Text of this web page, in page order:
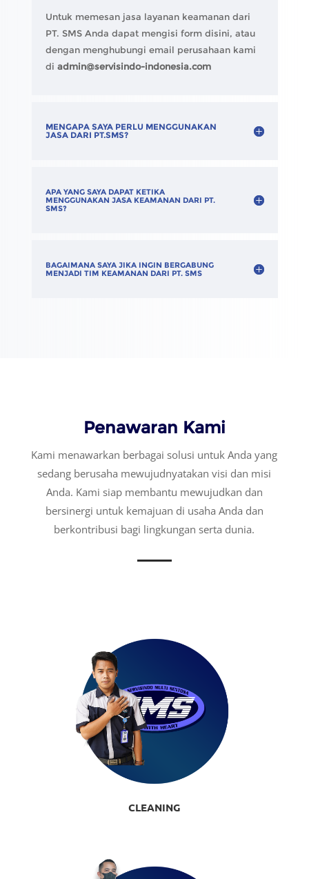
Untuk memesan jasa layanan keamanan dari
PT. SMS Anda dapat mengisi form disini, atau
dengan menghubungi email perusahaan kami
di admin@servisindo-indonesia.com
MENGAPA SAYA PERLU MENGGUNAKAN
JASA DARI PT.SMS?
APA YANG SAYA DAPAT KETIKA
MENGGUNAKAN JASA KEAMANAN DARI PT.
SMS?
BAGAIMANA SAYA JIKA INGIN BERGABUNG
MENJADI TIM KEAMANAN DARI PT. SMS
Penawaran Kami
Kami menawarkan berbagai solusi untuk Anda yang
sedang berusaha mewujudnyatakan visi dan misi
Anda. Kami siap membantu mewujudkan dan
bersinergi untuk kemajuan di usaha Anda dan
berkontribusi bagi lingkungan serta dunia.
CLEANING